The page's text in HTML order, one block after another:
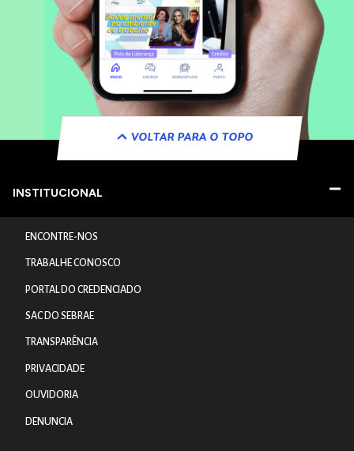
VOLTAR PARA O TOPO
INSTITUCIONAL
ENCONTRE-NOS
TRABALHE CONOSCO
PORTAL DO CREDENCIADO
SAC DO SEBRAE
TRANSPARÊNCIA
PRIVACIDADE
OUVIDORIA
DENUNCIA